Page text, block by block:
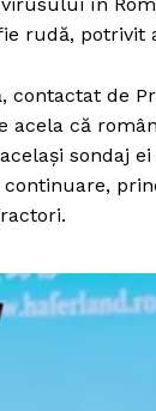
rudă, potrivit
contactat de
acela că
sondaj